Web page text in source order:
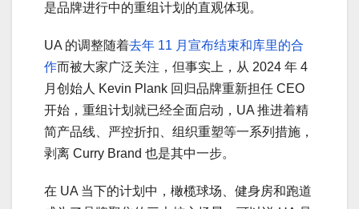
是品牌进行中的重组计划的直观体现。
UA 的调整随着去年 11 月宣布结束和库里的合
作而被大家广泛关注，但事实上，从 2024 年 4
月创始人 Kevin Plank 回归品牌重新担任 CEO
开始，重组计划就已经全面启动，UA 推进着精
简产品线、严控折扣、组织重塑等一系列措施，
剥离 Curry Brand 也是其中一步。
在 UA 当下的计划中，橄榄球场、健身房和跑道